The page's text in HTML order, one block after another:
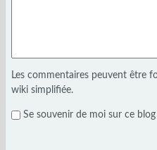
Les commentaires peuvent être
wiki simplifiée.
Se souvenir de moi sur ce blog